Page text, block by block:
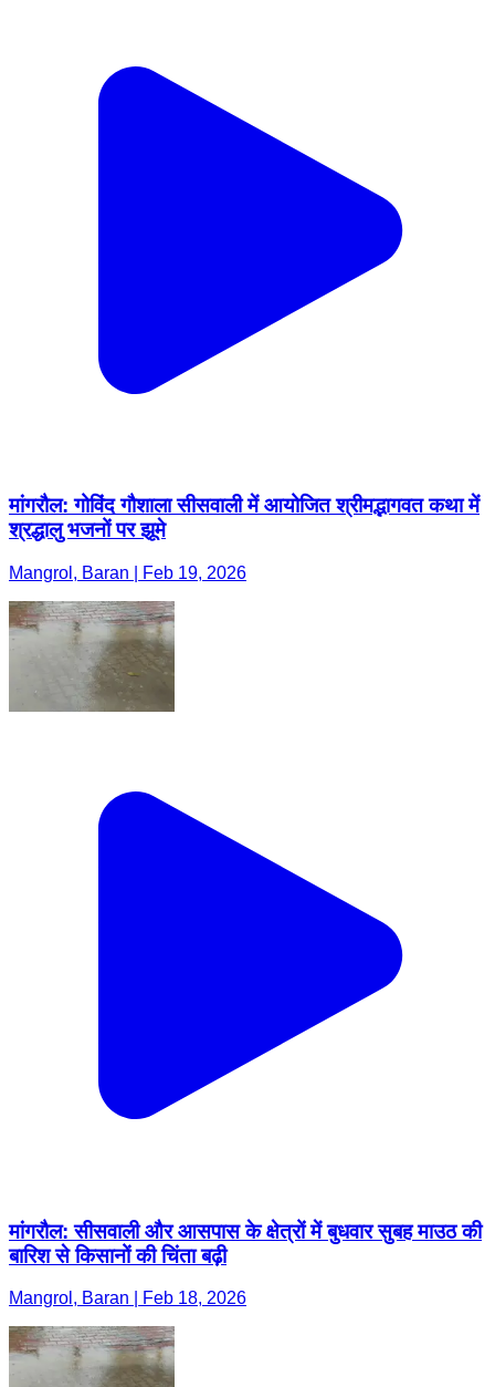
मांगरौल: गोविंद गौशाला सीसवाली में आयोजित श्रीमद्भागवत कथा में
श्रद्धालु भजनों पर झूमे
Mangrol, Baran | Feb 19, 2026
मांगरौल: सीसवाली और आसपास के क्षेत्रों में बुधवार सुबह माउठ की
बारिश से किसानों की चिंता बढ़ी
Mangrol, Baran | Feb 18, 2026